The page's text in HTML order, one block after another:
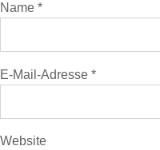
Name *
E-Mail-Adresse *
Website